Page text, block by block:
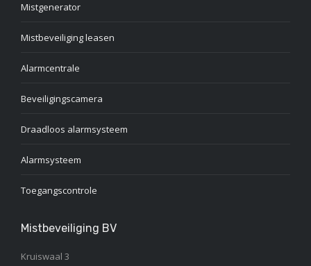
Mistgenerator
Mistbeveiliging leasen
Alarmcentrale
Beveiligingscamera
Draadloos alarmsysteem
Alarmsysteem
Toegangscontrole
Mistbeveiliging BV
Kruiswaal 3